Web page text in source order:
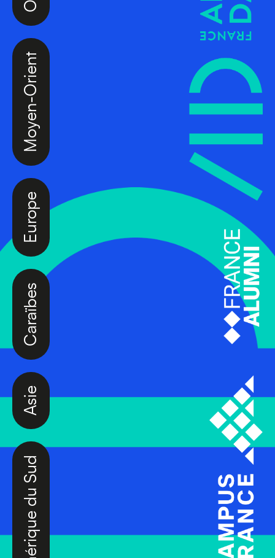
Amérique du Sud
Asie
Caraïbes
Europe
Moyen-Orient